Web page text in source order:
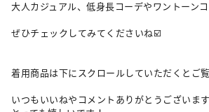
大人カジュアル、低身長コーデやワントーン
ぜひチェックしてみてくださいね☑️
着用商品は下にスクロールしていただくとご覧
いつもいいねやコメントありがとうございます